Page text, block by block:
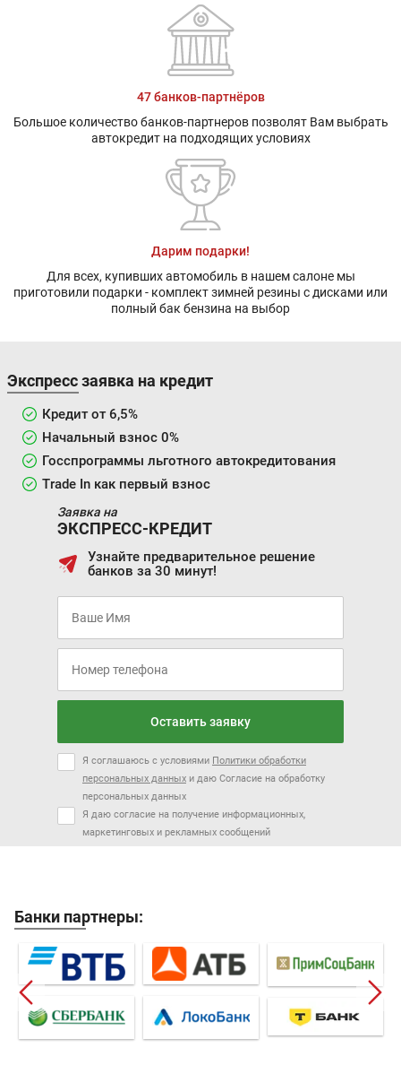
47 банков-партнёров
Большое количество банков-партнеров позволят Вам выбрать
автокредит на подходящих условиях
Дарим подарки!
Для всех, купивших автомобиль в нашем салоне мы
приготовили подарки - комплект зимней резины с дисками или
полный бак бензина на выбор
Экспресс заявка на кредит
Кредит от 6,5%
Начальный взнос 0%
Госспрограммы льготного автокредитования
Trade In как первый взнос
Заявка на
ЭКСПРЕСС-КРЕДИТ
Узнайте предварительное решение
банков за 30 минут!
Оставить заявку
Я соглашаюсь с условиями Политики обработки
персональных данных и даю Согласие на обработку
персональных данных
Я даю согласие на получение информационных,
маркетинговых и рекламных сообщений
Банки партнеры: